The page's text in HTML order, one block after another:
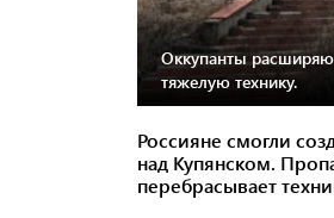
Оккупанты
тяжелую технику.
Россияне смогли
над Купянском.
перебрасывает